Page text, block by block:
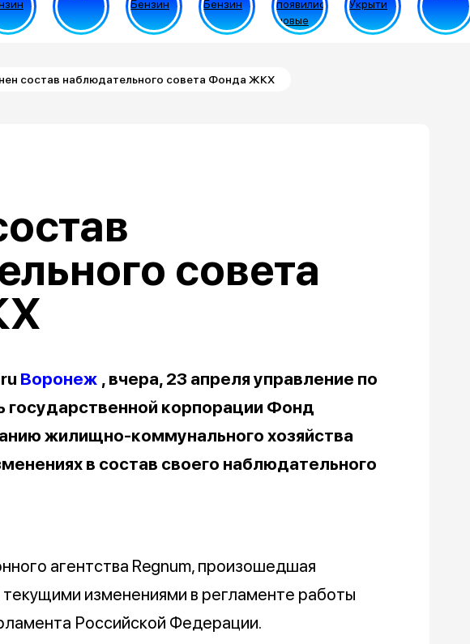
состав наблюдательного совета Фонда ЖКХ
совета
Воронеж , вчера, 23 апреля управление по
государственной корпорации Фонд
жилищно-коммунального хозяйства
в состав своего наблюдательного
агентства Regnum, произошедшая
текущими изменениями в регламенте работы
Российской Федерации.